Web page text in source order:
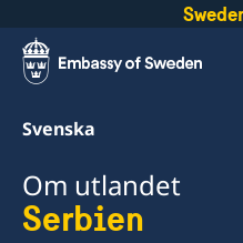
Svenska
Om utlandet
Serbien